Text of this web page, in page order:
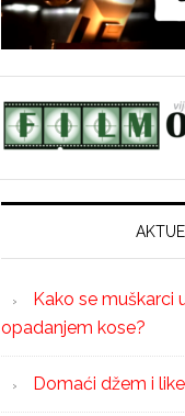
Kako se muškarci
opadanjem kose?
Domaći džem i